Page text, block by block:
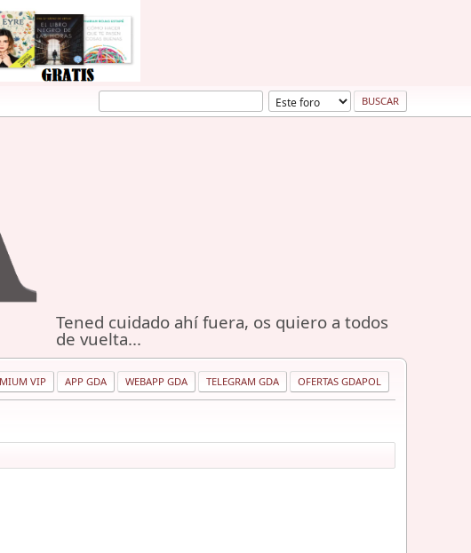
Tened cuidado ahí fuera, os quiero a todos
de vuelta...
VIP APP GDA WEBAPP GDA TELEGRAM GDA OFERTAS GDAPOL